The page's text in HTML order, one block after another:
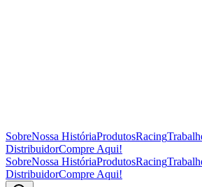
SobreNossa HistóriaProdutosRacing
DistribuidorCompre Aqui!
SobreNossa HistóriaProdutosRacing
DistribuidorCompre Aqui!